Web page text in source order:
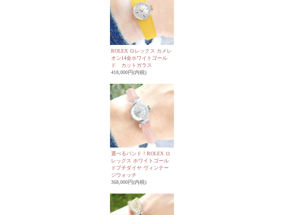
ROLEX ロレックス カメレ
オン14金ホワイトゴール
ド カットガラス
418,000円(内税)
選べるバンド！ROLEX ロ
レックス ホワイトゴール
ドプチダイヤ ヴィンテー
ジウォッチ
368,000円(内税)